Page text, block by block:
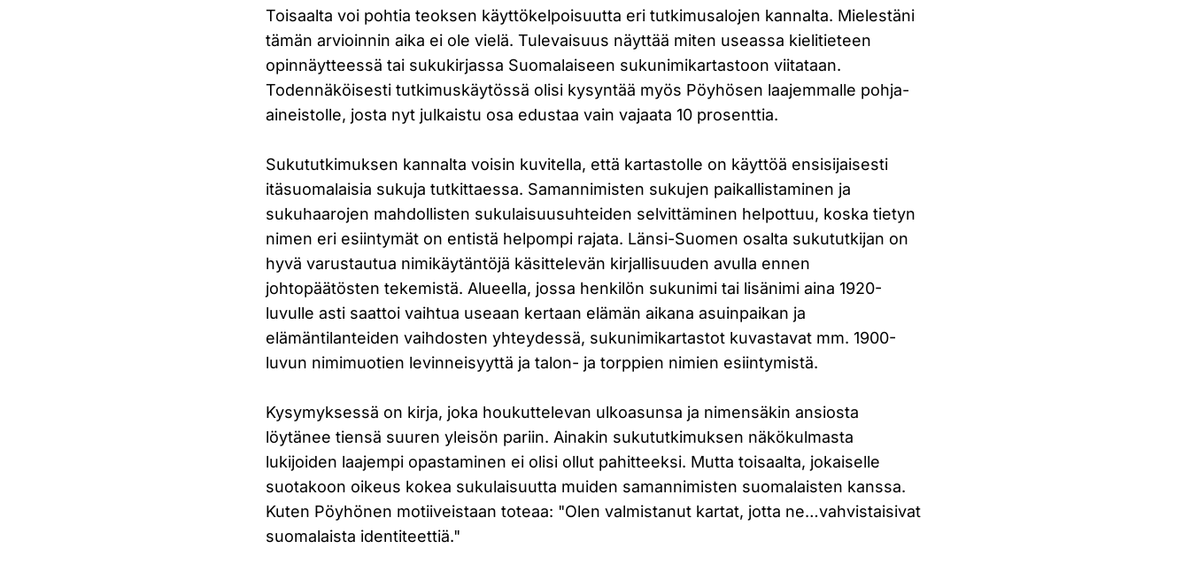
Toisaalta voi pohtia teoksen käyttökelpoisuutta eri tutkimusalojen kannalta. Mielestäni
tämän arvioinnin aika ei ole vielä. Tulevaisuus näyttää miten useassa kielitieteen
opinnäytteessä tai sukukirjassa Suomalaiseen sukunimikartastoon viitataan.
Todennäköisesti tutkimuskäytössä olisi kysyntää myös Pöyhösen laajemmalle pohja-
aineistolle, josta nyt julkaistu osa edustaa vain vajaata 10 prosenttia.
Sukututkimuksen kannalta voisin kuvitella, että kartastolle on käyttöä ensisijaisesti
itäsuomalaisia sukuja tutkittaessa. Samannimisten sukujen paikallistaminen ja
sukuhaarojen mahdollisten sukulaisuusuhteiden selvittäminen helpottuu, koska tietyn
nimen eri esiintymät on entistä helpompi rajata. Länsi-Suomen osalta sukututkijan on
hyvä varustautua nimikäytäntöjä käsittelevän kirjallisuuden avulla ennen
johtopäätösten tekemistä. Alueella, jossa henkilön sukunimi tai lisänimi aina 1920-
luvulle asti saattoi vaihtua useaan kertaan elämän aikana asuinpaikan ja
elämäntilanteiden vaihdosten yhteydessä, sukunimikartastot kuvastavat mm. 1900-
luvun nimimuotien levinneisyyttä ja talon- ja torppien nimien esiintymistä.
Kysymyksessä on kirja, joka houkuttelevan ulkoasunsa ja nimensäkin ansiosta
löytänee tiensä suuren yleisön pariin. Ainakin sukututkimuksen näkökulmasta
lukijoiden laajempi opastaminen ei olisi ollut pahitteeksi. Mutta toisaalta, jokaiselle
suotakoon oikeus kokea sukulaisuutta muiden samannimisten suomalaisten kanssa.
Kuten Pöyhönen motiiveistaan toteaa: "Olen valmistanut kartat, jotta ne…vahvistaisivat
suomalaista identiteettiä."